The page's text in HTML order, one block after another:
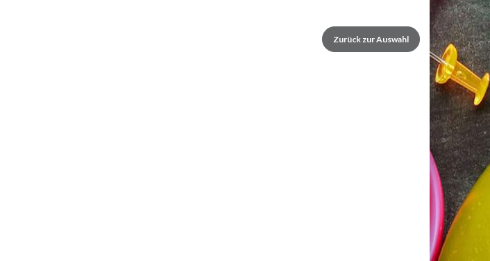
Zurück zur Auswahl